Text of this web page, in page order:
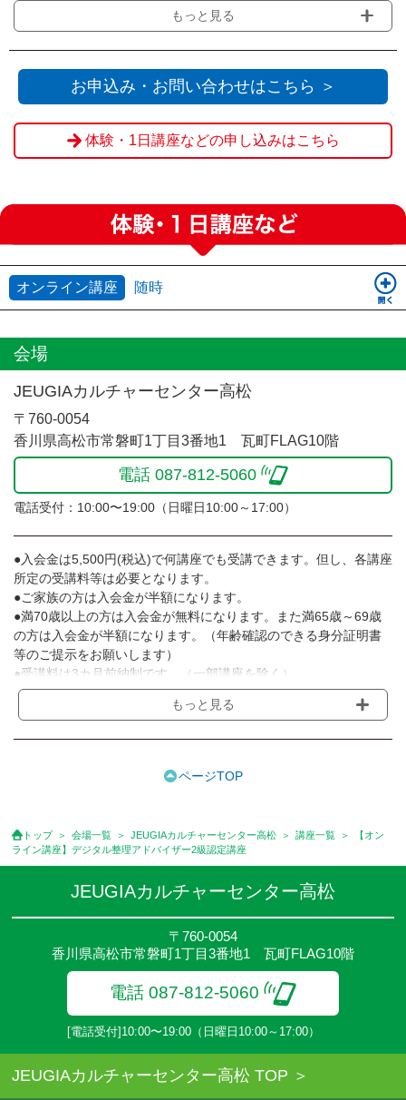
※JEUGIAカルチャーセンター会場の受付窓口にてお支払
いをされる場合は『Web決済を利用せず送信』をクリッ
※申込締切を過ぎてからのお客様都合によるご欠席・キ
ャンセルの場合、ご返金は致しかねます。
もっと見る
お申込み・お問い合わせはこちら ＞
体験・1日講座などの申し込みはこちら
オンライン講座 随時
会場
JEUGIAカルチャーセンター高松
〒760-0054
香川県高松市常磐町1丁目3番地1 瓦町FLAG10階
電話 087-812-5060
電話受付：10:00〜19:00（日曜日10:00～17:00）
●入会金は5,500円(税込)で何講座でも受講できます。但し、各講座
所定の受講料等は必要となります。
●ご家族の方は入会金が半額になります。
●満70歳以上の方は入会金が無料になります。また満65歳～69歳
の方は入会金が半額になります。（年齢確認のできる身分証明書
等のご提示をお願いします）
●受講料は3カ月前納制です。（一部講座を除く）
●受講料には運営費として１講座につき月額770円(税込)が含まれ
ております。また一部の講座では別途傷害保険料も含まれており
用は含まれておりません。
のでご確認ください。
●参加人数が一定に満たない場合、体験や講座開講を中止または延
期することがあります。
●その他、詳しい内容については、ご入会時にご説明をさせていた
だきます。
もっと見る
ページTOP
トップ 会場一覧 JEUGIAカルチャーセンター高松 講座一覧
【オン
ライン講座】デジタル整理アドバイザー2級認定講座
JEUGIAカルチャーセンター高松
〒760-0054
香川県高松市常磐町1丁目3番地1 瓦町FLAG10階
電話 087-812-5060
[電話受付]10:00〜19:00（日曜日10:00～17:00）
JEUGIAカルチャーセンター高松 TOP